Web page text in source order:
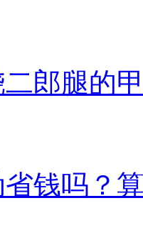
二郎腿的
钱吗？